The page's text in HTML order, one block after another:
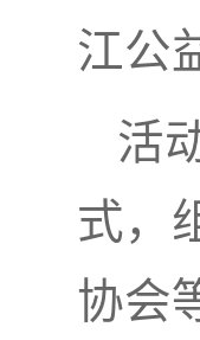
江公
活
式，
协会